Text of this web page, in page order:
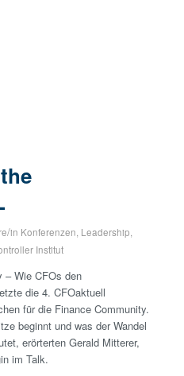
/in Konferenzen Leadership,
Institut
– Wie CFOs den
die 4. CFOaktuell
für die Finance Community.
beginnt und was der Wandel
erörterten Gerald Mitterer,
im Talk.